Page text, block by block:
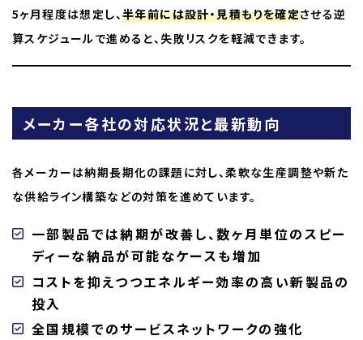
5ヶ月程度は想定し、半年前には設計・見積もりを確定させる逆
算スケジュールで進めると、失敗リスクを軽減できます。
メーカー各社の対応状況と最新動向
各メーカーは納期長期化の課題に対し、柔軟な生産調整や新た
な供給ライン構築などの対策を進めています。
一部製品では納期が改善し、数ヶ月単位のスピー
ディーな納品が可能なケースも増加
コストを抑えつつエネルギー効率の高い新製品の
投入
全国規模でのサービスネットワークの強化